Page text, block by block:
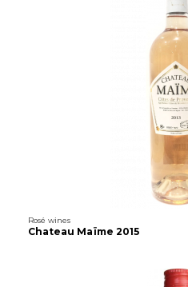
Rosé wines
Chateau Maïme 2015